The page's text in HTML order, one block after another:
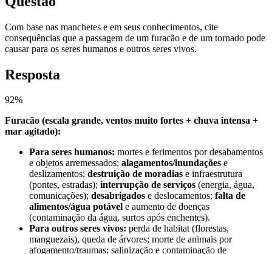
Com base nas manchetes e em seus conhecimentos, cite
consequências que a passagem de um furacão e de um tornado pode
causar para os seres humanos e outros seres vivos.
Resposta
92%
Furacão (escala grande, ventos muito fortes + chuva intensa +
mar agitado):
Para seres humanos: mortes e ferimentos por desabamentos
e objetos arremessados; alagamentos/inundações e
deslizamentos; destruição de moradias e infraestrutura
(pontes, estradas); interrupção de serviços (energia, água,
comunicações); desabrigados e deslocamentos; falta de
alimentos/água potável e aumento de doenças
(contaminação da água, surtos após enchentes).
Para outros seres vivos: perda de habitat (florestas,
manguezais), queda de árvores; morte de animais por
afogamento/traumas; salinização e contaminação de